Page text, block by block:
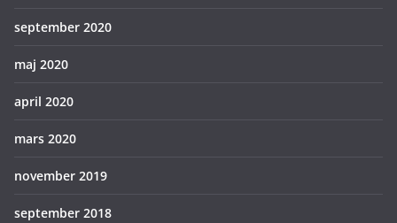
september 2020
maj 2020
april 2020
mars 2020
november 2019
september 2018